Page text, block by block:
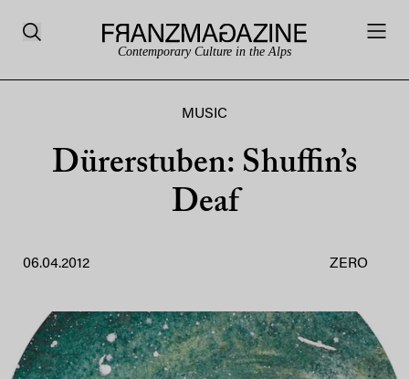
Contemporary Culture in the Alps
MUSIC
Dürerstuben: Shuffin’s
Deaf
06.04.2012 ZERO